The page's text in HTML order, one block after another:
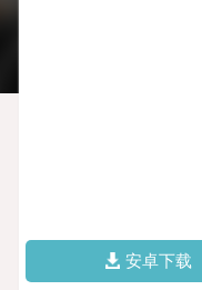
安卓下载